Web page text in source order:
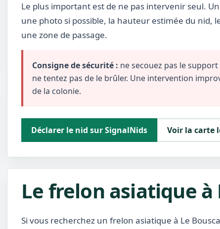
Le plus important est de ne pas intervenir seul.
une photo si possible, la hauteur estimée du nid,
une zone de passage.
Consigne de sécurité : ne secouez pas le
ne tentez pas de le brûler. Une intervention
de la colonie.
Déclarer le nid sur SignalNids Voir la carte
Le frelon asiatique à
Si vous recherchez un frelon asiatique à Le